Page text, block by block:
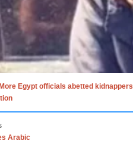
Egypt officials abetted
Arabic